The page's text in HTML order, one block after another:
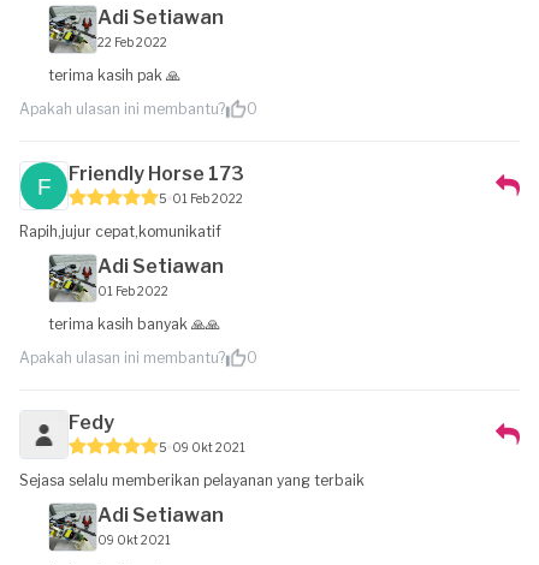
Adi Setiawan
22 Feb 2022
terima kasih pak 🙏
Apakah ulasan ini membantu?
0
Friendly Horse 173
5 01 Feb 2022
Rapih,jujur cepat,komunikatif
Adi Setiawan
01 Feb 2022
terima kasih banyak 🙏🙏
Apakah ulasan ini membantu?
0
Fedy
5 09 Okt 2021
Sejasa selalu memberikan pelayanan yang terbaik
Adi Setiawan
09 Okt 2021